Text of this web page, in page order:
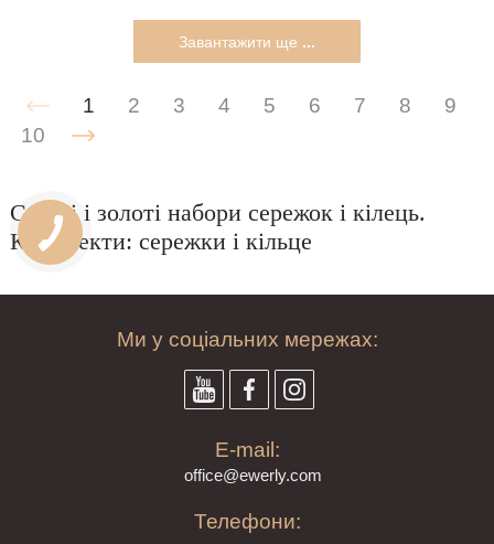
Завантажити ще ...
1 2 3 4 5 6 7 8
9
10
Срібні і золоті набори сережок і кілець.
Комплекти: сережки і кільце
Ми у соціальних мережах:
E-mail:
office@ewerly.com
Телефони: